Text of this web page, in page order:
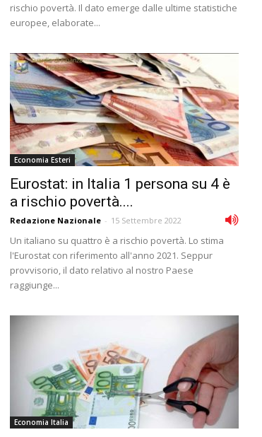
rischio povertà. Il dato emerge dalle ultime statistiche
europee, elaborate...
Economia Esteri
Eurostat: in Italia 1 persona su 4 è
a rischio povertà....
Redazione Nazionale - 15 Settembre 2022
Un italiano su quattro è a rischio povertà. Lo stima
l'Eurostat con riferimento all'anno 2021. Seppur
provvisorio, il dato relativo al nostro Paese
raggiunge...
Economia Italia